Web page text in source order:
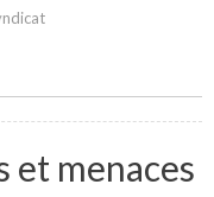
et menaces